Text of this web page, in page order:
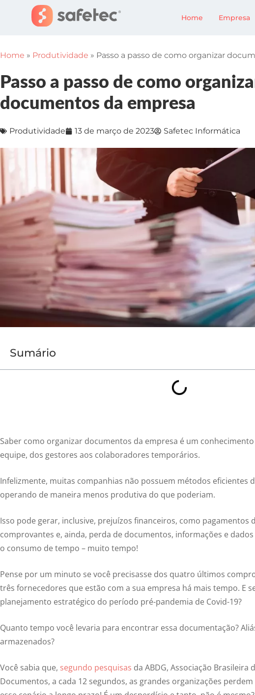
Home Empresa
Home » Produtividade » Passo a passo de como organizar
Passo a passo de como
documentos da empresa
Produtividade 13 de março de 2023 Safetec Informática
Sumário
Saber como organizar documentos da empresa é um
equipe, dos gestores aos colaboradores temporários.
Infelizmente, muitas companhias não possuem métodos eficientes
operando de maneira menos produtiva do que poderiam.
Isso pode gerar, inclusive, prejuízos financeiros, como pagamentos
comprovantes e, ainda, perda de documentos, informações e
o consumo de tempo – muito tempo!
Pense por um minuto se você precisasse dos quatro últimos
três fornecedores que estão com a sua empresa há mais tempo. E
planejamento estratégico do período pré-pandemia de Covid-19?
Quanto tempo você levaria para encontrar essa documentação?
armazenados?
Você sabia que, segundo pesquisas da ABDG, Associação Brasileira
Documentos, a cada 12 segundos, as grandes organizações